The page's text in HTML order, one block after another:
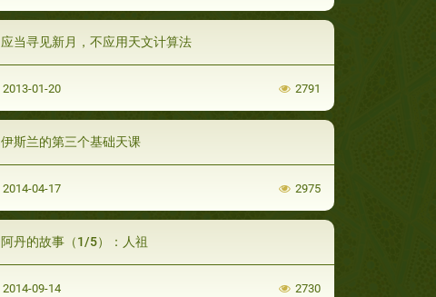
应当寻见新月，不应用天文计算法
2013-01-20 2791
伊斯兰的第三个基础天课
2014-04-17 2975
阿丹的故事（1/5）：人祖
2014-09-14 2730